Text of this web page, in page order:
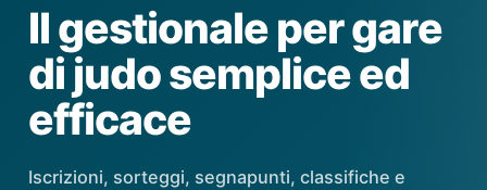
Il gestionale per gare
di judo semplice ed
efficace
Iscrizioni, sorteggi, segnapunti, classifiche e